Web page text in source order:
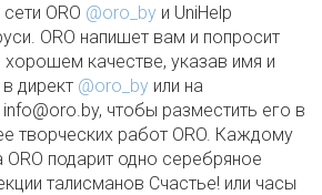
ORO @oro_by и UniHelp
ORO напишет вам и попросит
хорошем качестве, указав имя и
директ @oro_by или на
чтобы разместить его в
творческих работ ORO. Каждому
ORO подарит одно серебряное
талисманов Счастье! или часы